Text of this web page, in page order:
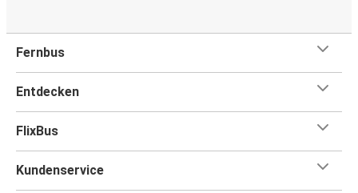
Fernbus
Entdecken
FlixBus
Kundenservice